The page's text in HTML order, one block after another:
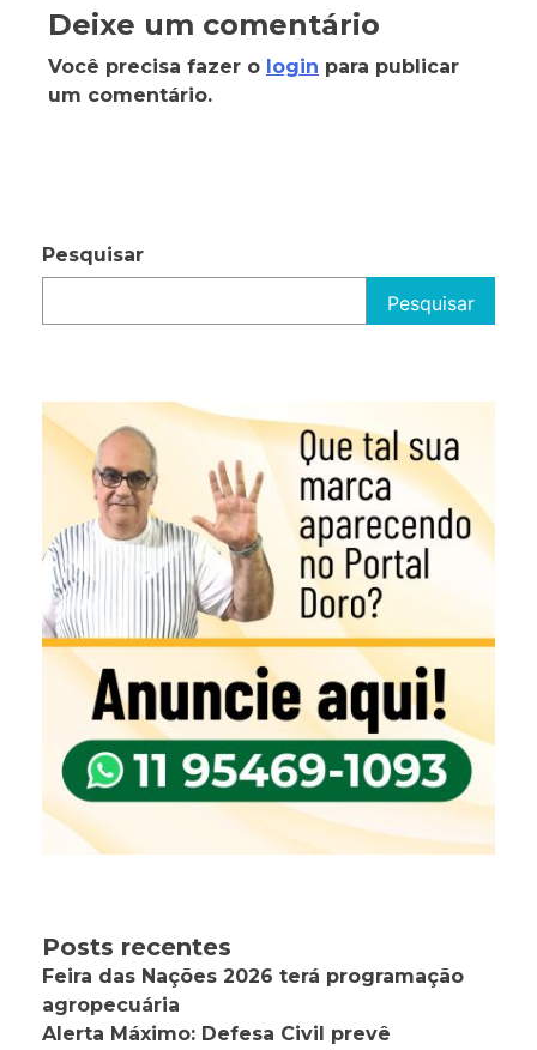
Deixe um comentário
Você precisa fazer o login para publicar
um comentário.
Pesquisar
Pesquisar
Posts recentes
Feira das Nações 2026 terá programação
agropecuária
Alerta Máximo: Defesa Civil prevê